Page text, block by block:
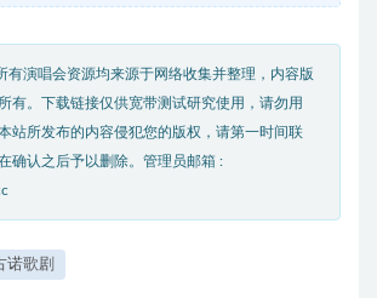
有演唱会资源均来源于网络收集并整理，内容版
有。下载链接仅供宽带测试研究使用，请勿用
站所发布的内容侵犯您的版权，请第一时间联
确认之后予以删除。管理员邮箱 :
诺歌剧